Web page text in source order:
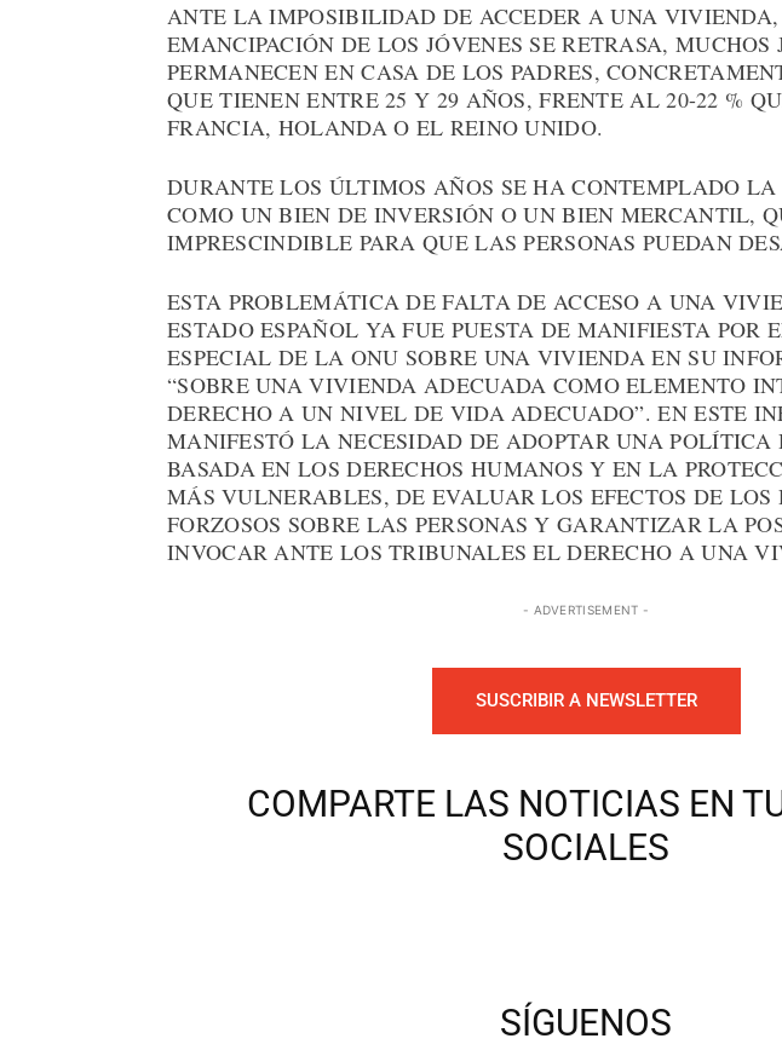
ANTE LA IMPOSIBILIDAD DE ACCEDER A UNA
EMANCIPACIÓN DE LOS JÓVENES SE RETRASA, MUCHOS
PERMANECEN EN CASA DE LOS PADRES,
QUE TIENEN ENTRE 25 Y 29 AÑOS, FRENTE AL 20-22 %
FRANCIA, HOLANDA O EL REINO UNIDO.
DURANTE LOS ÚLTIMOS AÑOS SE HA CONTEMPLADO
COMO UN BIEN DE INVERSIÓN O UN BIEN MERCANTIL,
IMPRESCINDIBLE PARA QUE LAS PERSONAS PUEDAN
ESTA PROBLEMÁTICA DE FALTA DE ACCESO A UNA
ESTADO ESPAÑOL YA FUE PUESTA DE MANIFIESTA POR
ESPECIAL DE LA ONU SOBRE UNA VIVIENDA EN SU
“SOBRE UNA VIVIENDA ADECUADA COMO ELEMENTO
DERECHO A UN NIVEL DE VIDA ADECUADO”. EN ESTE
MANIFESTÓ LA NECESIDAD DE ADOPTAR UNA
BASADA EN LOS DERECHOS HUMANOS Y EN LA
MÁS VULNERABLES, DE EVALUAR LOS EFECTOS DE LOS
FORZOSOS SOBRE LAS PERSONAS Y GARANTIZAR LA
INVOCAR ANTE LOS TRIBUNALES EL DERECHO A UNA
- ADVERTISEMENT -
SUSCRIBIR A NEWSLETTER
COMPARTE LAS NOTICIAS EN
SOCIALES
SÍGUENOS